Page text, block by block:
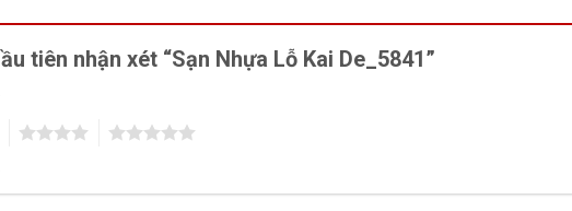
tiên nhận xét “Sạn Nhựa Lỗ Kai De_5841”